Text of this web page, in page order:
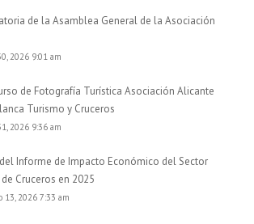
de la Asamblea General de la Asociación
2026 9:01 am
de Fotografía Turística Asociación Alicante
Turismo y Cruceros
2026 9:36 am
Informe de Impacto Económico del Sector
Cruceros en 2025
13, 2026 7:33 am